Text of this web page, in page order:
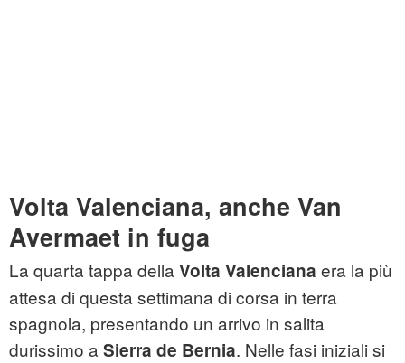
Volta Valenciana, anche Van
Avermaet in fuga
La quarta tappa della Volta Valenciana era la più
attesa di questa settimana di corsa in terra
spagnola, presentando un arrivo in salita
durissimo a Sierra de Bernia. Nelle fasi iniziali si